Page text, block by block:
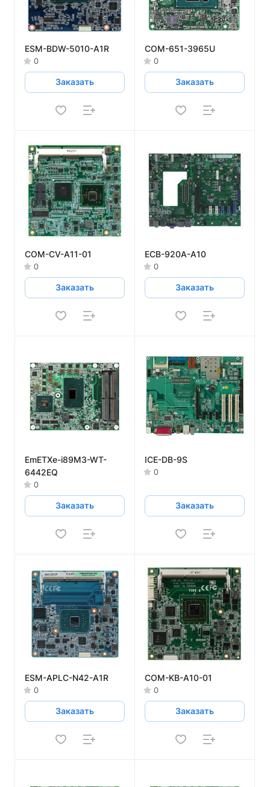
ESM-BDW-5010-A1R
0
Заказать
COM-651-3965U
0
Заказать
COM-CV-A11-01
0
Заказать
ECB-920A-A10
0
Заказать
EmETXe-i89M3-WT-
6442EQ
0
Заказать
ICE-DB-9S
0
Заказать
ESM-APLC-N42-A1R
0
Заказать
COM-KB-A10-01
0
Заказать